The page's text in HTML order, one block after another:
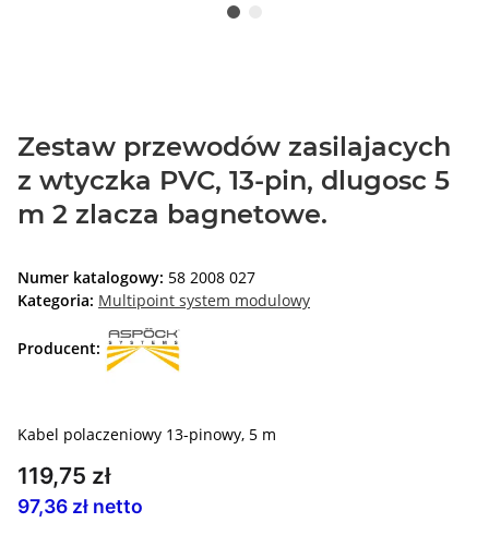
Zestaw przewodów zasilajacych
z wtyczka PVC, 13-pin, dlugosc 5
m 2 zlacza bagnetowe.
Numer katalogowy: 58 2008 027
Kategoria: Multipoint system modulowy
Producent:
Kabel polaczeniowy 13-pinowy, 5 m
119,75 zł
97,36 zł netto